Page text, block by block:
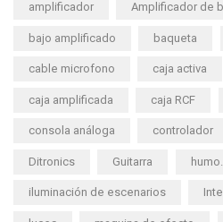
amplificador Amplificador de
bajo amplificado baqueta
cable microfono caja activa
caja amplificada caja RCF
consola análoga controlador
Ditronics Guitarra
iluminación de escenarios